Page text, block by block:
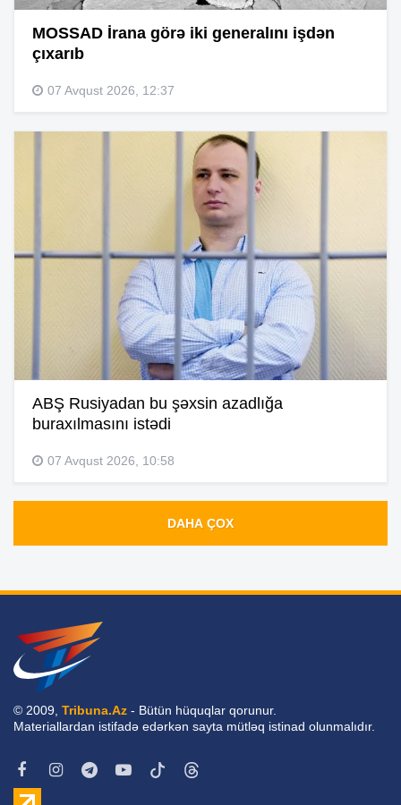
MOSSAD İrana görə iki generalını işdən
çıxarıb
07 Avqust 2026, 12:37
ABŞ Rusiyadan bu şəxsin azadlığa
buraxılmasını istədi
07 Avqust 2026, 10:58
DAHA ÇOX
© 2009, Tribuna.Az - Bütün hüquqlar qorunur.
Materiallardan istifadə edərkən sayta mütləq istinad olunmalıdır.